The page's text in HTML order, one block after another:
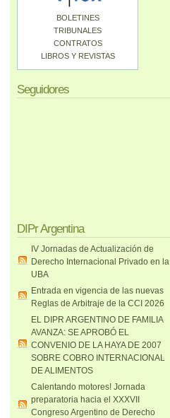
BOLETINES
TRIBUNALES
CONTRATOS
LIBROS Y REVISTAS
Seguidores
DIPr Argentina
IV Jornadas de Actualización de
Derecho Internacional Privado en la
UBA
Entrada en vigencia de las nuevas
Reglas de Arbitraje de la CCI 2026
EL DIPR ARGENTINO DE FAMILIA
AVANZA: SE APROBÓ EL
CONVENIO DE LA HAYA DE 2007
SOBRE COBRO INTERNACIONAL
DE ALIMENTOS
Calentando motores! Jornada
preparatoria hacia el XXXVII
Congreso Argentino de Derecho